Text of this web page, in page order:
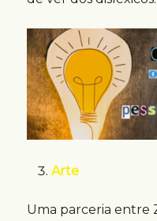
Arte
Uma parceria entre